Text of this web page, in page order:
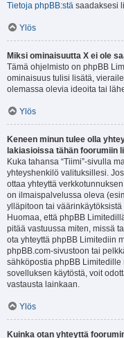
Tietoja phpBB:stä saadaksesi
Ylös
Miksi ominaisuutta X ei ole
Tämä ohjelmisto on phpBB
ominaisuus tulisi lisätä, vieraile
olemassa olevia ideoita tai
Ylös
Keneen minun tulee olla
lakiasioissa tähän foorumiin
Kuka tahansa “Tiimi”-sivulla
yhteyshenkilö valituksillesi.
ottaa yhteyttä
on ilmaispalvelussa oleva
ylläpitoon tai
Huomaa, että phpBB
pitää vastuussa miten, missä
ota yhteyttä phpBB Limitediin
phpBB.com-sivustoon tai
sähköpostia phpBB Limitedille
sovelluksen käytöstä, voit
vastausta lainkaan.
Ylös
Kuinka otan yhteyttä